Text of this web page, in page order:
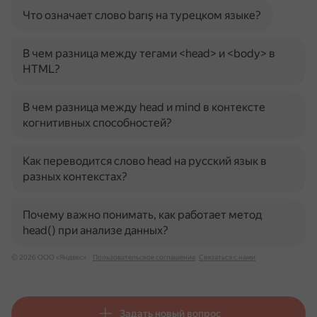
Что означает слово barış на турецком языке?
В чем разница между тегами <head> и <body> в
HTML?
В чем разница между head и mind в контексте
когнитивных способностей?
Как переводится слово head на русский язык в
разных контекстах?
Почему важно понимать, как работает метод
head() при анализе данных?
© 2026 ООО «Яндекс» Пользовательское соглашение Связаться с нами
Задать новый вопрос